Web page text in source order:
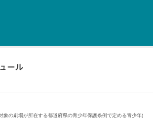
の劇場が所在する都道府県の青少年保護条例で定める青少年)